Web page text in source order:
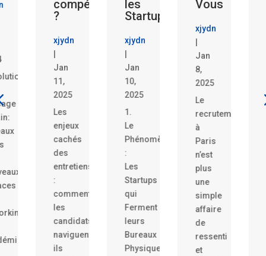
compétence
?
xjydn
|
Jan
11,
2025
Les
enjeux
cachés
des
entretiens
:
comment
les
candidats
naviguent-
ils
les
Startups
xjydn
|
Jan
10,
2025
1.
Le
Phénomène
:
Les
Startups
qui
Ferment
leurs
Bureaux
Physiques
Vous
xjydn
|
Jan
8,
2025
Le
recrutement
à
Paris
n’est
plus
une
simple
affaire
de
ressenti
et